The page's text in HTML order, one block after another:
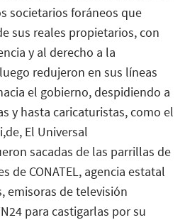
societarios foráneos que
sus reales propietarios, con
y al derecho a la
redujeron en sus líneas
el gobierno, despidiendo a
y hasta caricaturistas, como el
El Universal
sacadas de las parrillas de
de CONATEL, agencia estatal
emisoras de televisión
para castigarlas por su